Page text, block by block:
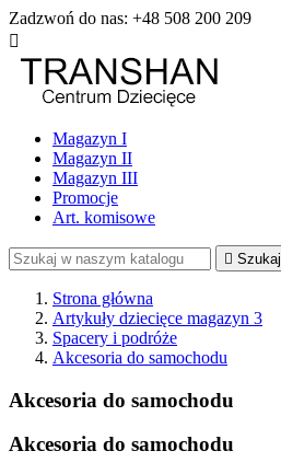
Zadzwoń do nas: +48 508 200 209

Magazyn I
Magazyn II
Magazyn III
Promocje
Art. komisowe
 Szukaj
Strona główna
Artykuły dziecięce magazyn 3
Spacery i podróże
Akcesoria do samochodu
Akcesoria do samochodu
Akcesoria do samochodu